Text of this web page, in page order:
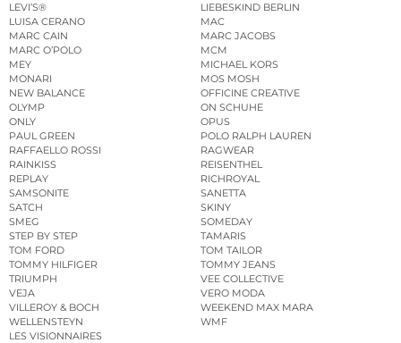
LEVI’S®
LIEBESKIND BERLIN
LUISA CERANO
MAC
MARC CAIN
MARC JACOBS
MARC O’POLO
MCM
MEY
MICHAEL KORS
MONARI
MOS MOSH
NEW BALANCE
OFFICINE CREATIVE
OLYMP
ON SCHUHE
ONLY
OPUS
PAUL GREEN
POLO RALPH LAUREN
RAFFAELLO ROSSI
RAGWEAR
RAINKISS
REISENTHEL
REPLAY
RICHROYAL
SAMSONITE
SANETTA
SATCH
SKINY
SMEG
SOMEDAY
STEP BY STEP
TAMARIS
TOM FORD
TOM TAILOR
TOMMY HILFIGER
TOMMY JEANS
TRIUMPH
VEE COLLECTIVE
VEJA
VERO MODA
VILLEROY & BOCH
WEEKEND MAX MARA
WELLENSTEYN
WMF
LES VISIONNAIRES